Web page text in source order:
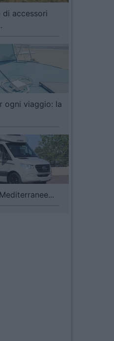
di accessori
ogni viaggio: la